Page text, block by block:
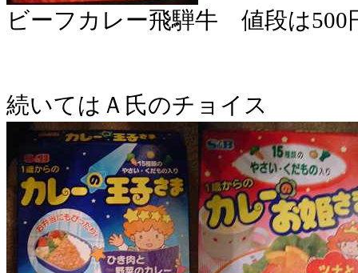
ビーフカレー飛騨牛 値段は500
続いてはＡ氏のチョイス